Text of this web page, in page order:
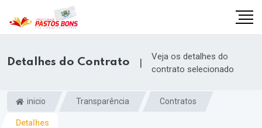
Detalhes do Contrato |
Veja os detalhes do
contrato selecionado
inicio Transparência Contratos
Detalhes